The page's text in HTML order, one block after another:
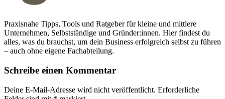
Praxisnahe Tipps, Tools und Ratgeber für kleine und mittlere
Unternehmen, Selbstständige und Gründer:innen. Hier findest du
alles, was du brauchst, um dein Business erfolgreich selbst zu führen
– auch ohne eigene Fachabteilung.
Schreibe einen Kommentar
Deine E-Mail-Adresse wird nicht veröffentlicht. Erforderliche